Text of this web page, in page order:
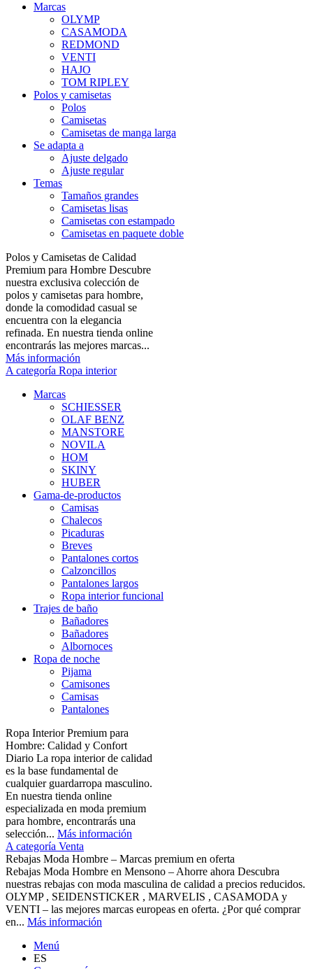
Marcas
OLYMP
CASAMODA
REDMOND
VENTI
HAJO
TOM RIPLEY
Polos y camisetas
Polos
Camisetas
Camisetas de manga larga
Se adapta a
Ajuste delgado
Ajuste regular
Temas
Tamaños grandes
Camisetas lisas
Camisetas con estampado
Camisetas en paquete doble
Polos y Camisetas de Calidad
Premium para Hombre Descubre
nuestra exclusiva colección de
polos y camisetas para hombre,
donde la comodidad casual se
encuentra con la elegancia
refinada. En nuestra tienda online
encontrarás las mejores marcas...
Más información
A categoría Ropa interior
Marcas
SCHIESSER
OLAF BENZ
MANSTORE
NOVILA
HOM
SKINY
HUBER
Gama-de-productos
Camisas
Chalecos
Picaduras
Breves
Pantalones cortos
Calzoncillos
Pantalones largos
Ropa interior funcional
Trajes de baño
Bañadores
Bañadores
Albornoces
Ropa de noche
Pijama
Camisones
Camisas
Pantalones
Ropa Interior Premium para
Hombre: Calidad y Confort
Diario La ropa interior de calidad
es la base fundamental de
cualquier guardarropa masculino.
En nuestra tienda online
especializada en moda premium
para hombre, encontrarás una
selección... Más información
A categoría Venta
Rebajas Moda Hombre – Marcas premium en oferta
Rebajas Moda Hombre en Mensono – Ahorre ahora Descubra
nuestras rebajas con moda masculina de calidad a precios reducidos.
OLYMP , SEIDENSTICKER , MARVELIS , CASAMODA y
VENTI – las mejores marcas europeas en oferta. ¿Por qué comprar
en... Más información
Menú
ES